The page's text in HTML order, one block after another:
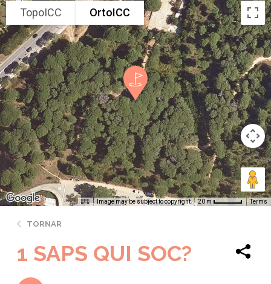
TopoICC OrtoICC
Image may be subject to copyright 20 m Terms
TORNAR
1 SAPS QUI SOC?